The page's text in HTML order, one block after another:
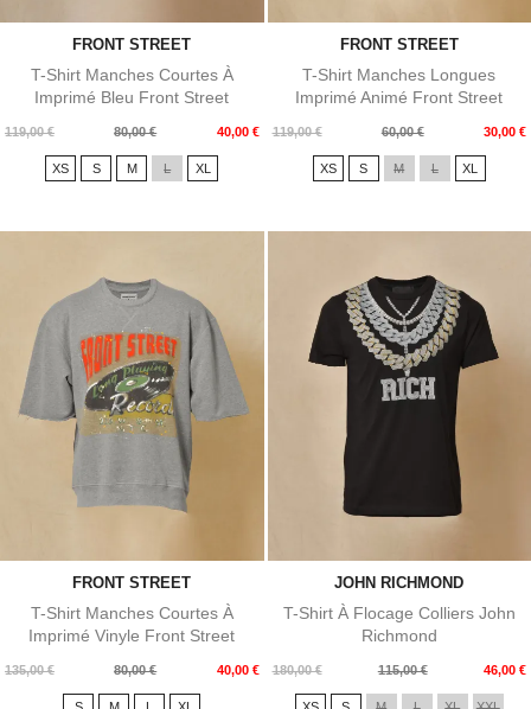
FRONT STREET
T-Shirt Manches Courtes À
Imprimé Bleu Front Street
119,00 €
Prix
80,00 € 40,00 €
Prix
XS S M L XL
FRONT STREET
T-Shirt Manches Longues
Imprimé Animé Front Street
119,00 €
Prix
60,00 € 30,00 €
Prix
XS S M L XL
FRONT STREET
T-Shirt Manches Courtes À
Imprimé Vinyle Front Street
135,00 €
Prix
80,00 € 40,00 €
Prix
JOHN RICHMOND
T-Shirt À Flocage Colliers John
Richmond
180,00 €
Prix
115,00 € 46,00 €
Prix